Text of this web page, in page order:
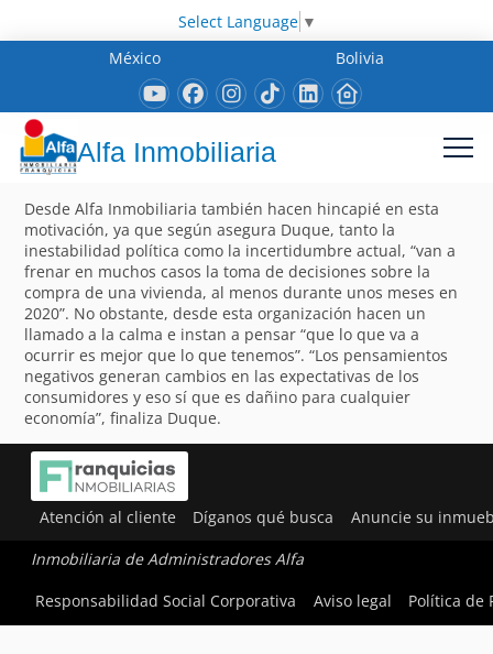
Select Language ▼
México
Bolivia
Alfa Inmobiliaria
Desde Alfa Inmobiliaria también hacen hincapié en esta
motivación, ya que según asegura Duque, tanto la
inestabilidad política como la incertidumbre actual, “van a
frenar en muchos casos la toma de decisiones sobre la
compra de una vivienda, al menos durante unos meses en
2020”. No obstante, desde esta organización hacen un
llamado a la calma e instan a pensar “que lo que va a
ocurrir es mejor que lo que tenemos”. “Los pensamientos
negativos generan cambios en las expectativas de los
consumidores y eso sí que es dañino para cualquier
economía”, finaliza Duque.
Atención al cliente Díganos qué busca Anuncie su
Inmobiliaria de Administradores Alfa
Responsabilidad Social Corporativa
Aviso legal Política de